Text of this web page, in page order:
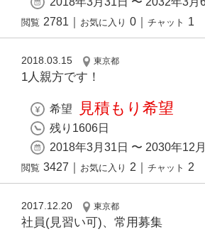
閲覧 2781 お気に入り 0 チャット 1
2018.03.15 東京都
1人親方です！
希望 見積もり希望
残り1606日
2018年3月31日 〜 2030年12
閲覧 3427 お気に入り 2 チャット 2
2017.12.20 東京都
社員(見習い可)、常用募集